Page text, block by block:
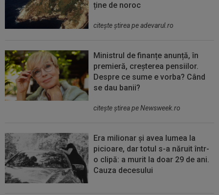
ține de noroc
citeşte ştirea pe adevarul.ro
Ministrul de finanțe anunță, în
premieră, creșterea pensiilor.
Despre ce sume e vorba? Când
se dau banii?
citeşte ştirea pe Newsweek.ro
Era milionar și avea lumea la
picioare, dar totul s-a năruit într-
o clipă: a murit la doar 29 de ani.
Cauza decesului